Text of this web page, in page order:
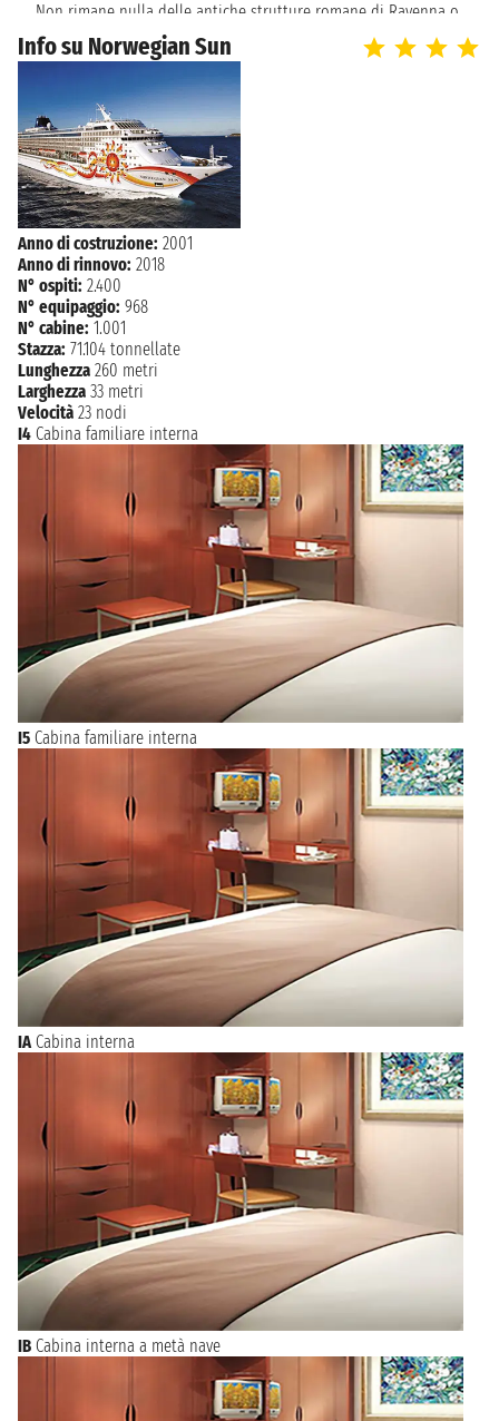
Non rimane nulla delle antiche strutture romane di Ravenna o
del suo porto di Classis.
La fama di Ravenna si basa invece sulla qualità e la quantità
Capitale dell'Impero Romano d'Occidente per 250 anni e
importante porto di ingresso per l'Impero orientale
(bizantino),
Ravenna riflette nella sua arte e architettura una fusione di
forme architettoniche romane con mosaici bizantini e altre
decorazioni.
Info su Norwegian Sun
Anno di costruzione: 2001
Anno di rinnovo: 2018
N° ospiti: 2.400
N° equipaggio: 968
N° cabine: 1.001
Stazza: 71.104 tonnellate
Lunghezza 260 metri
Larghezza 33 metri
Velocità 23 nodi
I4 Cabina familiare interna
I5 Cabina familiare interna
IA Cabina interna
IB Cabina interna a metà nave